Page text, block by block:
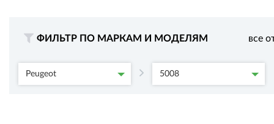
ФИЛЬТР ПО МАРКАМ И МОДЕЛЯМ все
Peugeot 5008